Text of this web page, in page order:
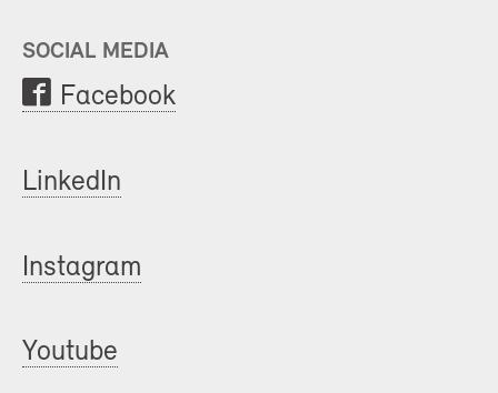
SOCIAL MEDIA
Facebook
LinkedIn
Instagram
Youtube